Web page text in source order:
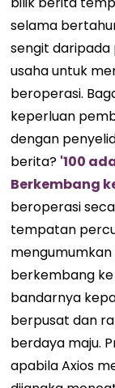
selama
sengit
usaha untuk
beroperasi.
keperluan
dengan
berita? '100
Berkembang
beroperasi
tempatan
berkembang ke
bandarnya
berpusat dan
berdaya maju.
apabila Axios